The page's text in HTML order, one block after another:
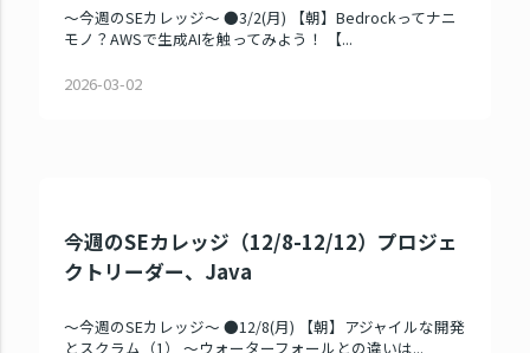
～今週のSEカレッジ～ ●3/2(月) 【朝】Bedrockってナニ
モノ？AWSで生成AIを触ってみよう！ 【...
2026-03-02
今週のSEカレッジ（12/8-12/12）プロジェ
クトリーダー、Java
～今週のSEカレッジ～ ●12/8(月) 【朝】アジャイルな開発
とスクラム（1） ～ウォーターフォールとの違いは...